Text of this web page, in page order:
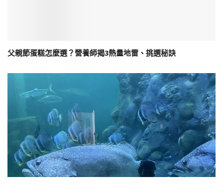
父親節蛋糕怎麼選？營養師揭3熱量地雷、挑選秘訣